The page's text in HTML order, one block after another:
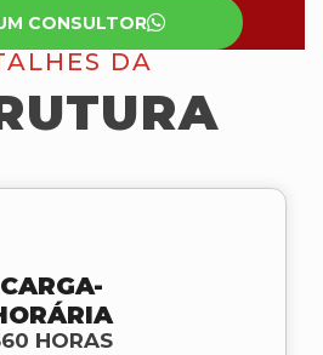
CONSULTOR
DA
CARGA-
HORAS